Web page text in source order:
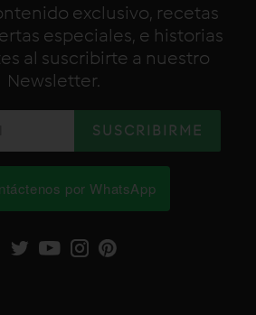
exclusivo, recetas
especiales, e historias
al suscribirte a nuestro
Newsletter.
por WhatsApp
Facebook
TwitterYouTubeInstagram